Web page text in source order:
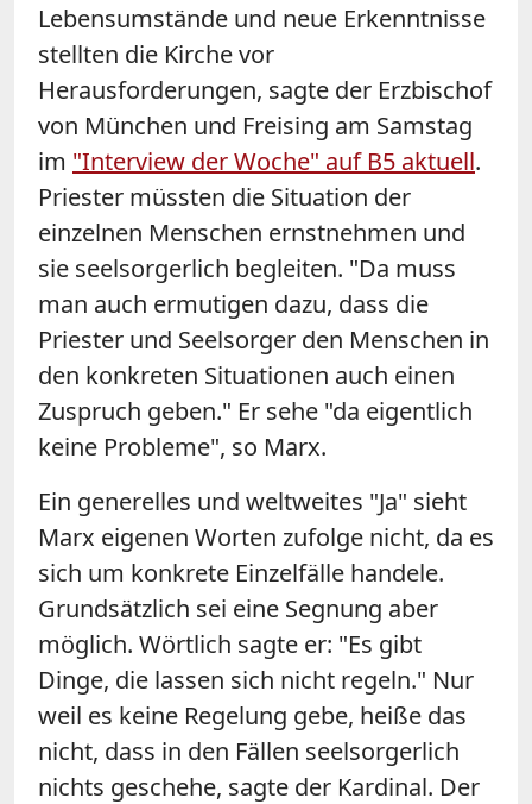
Lebensumstände und neue Erkenntnisse
stellten die Kirche vor
Herausforderungen, sagte der Erzbischof
von München und Freising am Samstag
im "Interview der Woche" auf B5 aktuell.
Priester müssten die Situation der
einzelnen Menschen ernstnehmen und
sie seelsorgerlich begleiten. "Da muss
man auch ermutigen dazu, dass die
Priester und Seelsorger den Menschen in
den konkreten Situationen auch einen
Zuspruch geben." Er sehe "da eigentlich
keine Probleme", so Marx.
Ein generelles und weltweites "Ja" sieht
Marx eigenen Worten zufolge nicht, da es
sich um konkrete Einzelfälle handele.
Grundsätzlich sei eine Segnung aber
möglich. Wörtlich sagte er: "Es gibt
Dinge, die lassen sich nicht regeln." Nur
weil es keine Regelung gebe, heiße das
nicht, dass in den Fällen seelsorgerlich
nichts geschehe, sagte der Kardinal. Der